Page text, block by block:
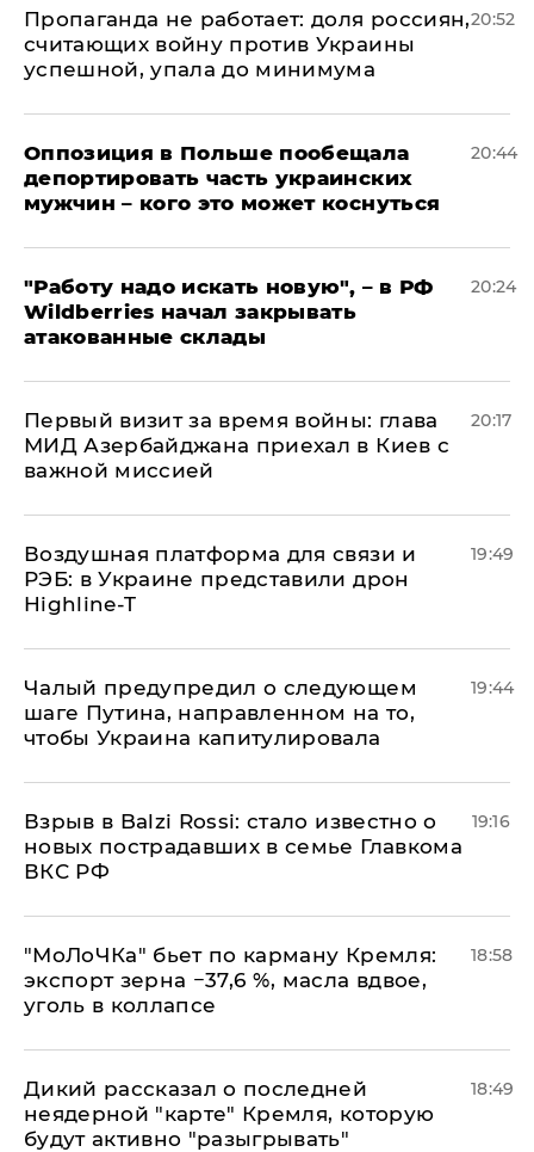
​Пропаганда не работает: доля россиян,
считающих войну против Украины
успешной, упала до минимума
20:52
Оппозиция в Польше пообещала
депортировать часть украинских
мужчин – кого это может коснуться
20:44
"Работу надо искать новую", – в РФ
Wildberries начал закрывать
атакованные склады
20:24
Первый визит за время войны: глава
МИД Азербайджана приехал в Киев с
важной миссией
20:17
Воздушная платформа для связи и
РЭБ: в Украине представили дрон
Highline-T
19:49
Чалый предупредил о следующем
шаге Путина, направленном на то,
чтобы Украина капитулировала
19:44
Взрыв в Balzi Rossi: стало известно о
новых пострадавших в семье Главкома
ВКС РФ
19:16
​"МоЛоЧКа" бьет по карману Кремля:
экспорт зерна −37,6 %, масла вдвое,
уголь в коллапсе
18:58
Дикий рассказал о последней
неядерной "карте" Кремля, которую
будут активно "разыгрывать"
18:49